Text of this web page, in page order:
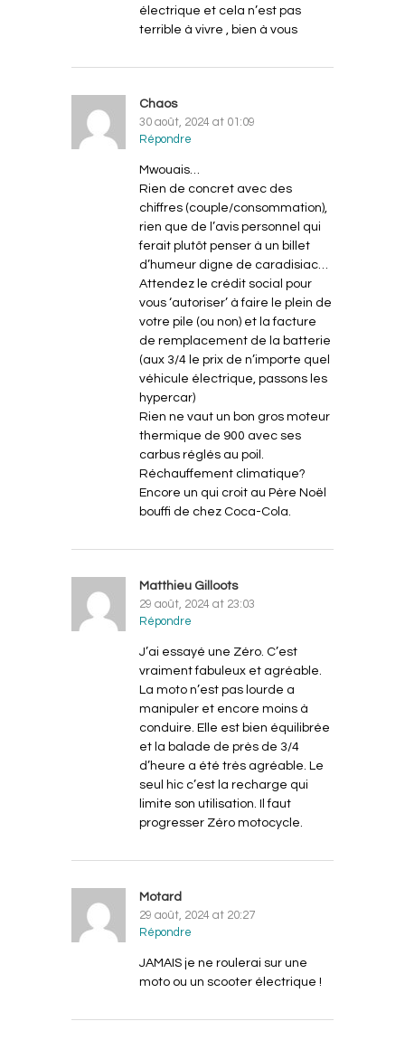
électrique et cela n’est pas
terrible à vivre , bien à vous
Chaos
30 août, 2024 at 01:09
Répondre
Mwouais…
Rien de concret avec des
chiffres (couple/consommation),
rien que de l’avis personnel qui
ferait plutôt penser à un billet
d’humeur digne de caradisiac…
Attendez le crédit social pour
vous ‘autoriser’ à faire le plein de
votre pile (ou non) et la facture
de remplacement de la batterie
(aux 3/4 le prix de n’importe quel
véhicule électrique, passons les
hypercar)
Rien ne vaut un bon gros moteur
thermique de 900 avec ses
carbus réglés au poil.
Réchauffement climatique?
Encore un qui croit au Père Noël
bouffi de chez Coca-Cola.
Matthieu Gilloots
29 août, 2024 at 23:03
Répondre
J’ai essayé une Zéro. C’est
vraiment fabuleux et agréable.
La moto n’est pas lourde a
manipuler et encore moins à
conduire. Elle est bien équilibrée
et la balade de près de 3/4
d’heure a été très agréable. Le
seul hic c’est la recharge qui
limite son utilisation. Il faut
progresser Zéro motocycle.
Motard
29 août, 2024 at 20:27
Répondre
JAMAIS je ne roulerai sur une
moto ou un scooter électrique !